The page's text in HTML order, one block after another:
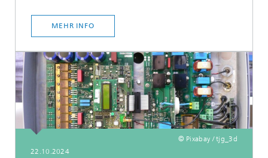
MEHR INFO
© Pixabay / tjg_3d
22.10.2024